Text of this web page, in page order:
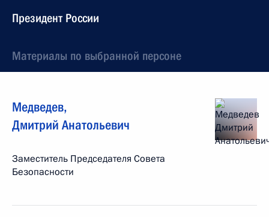
Президент России
Материалы по выбранной персоне
Медведев,
Дмитрий Анатольевич
Заместитель Председателя Совета
Безопасности